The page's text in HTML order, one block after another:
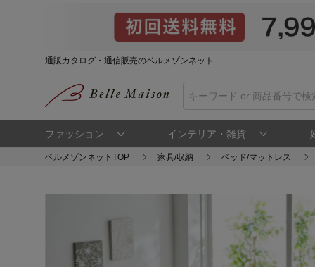
通販カタログ・通信販売のベルメゾンネット
ファッション インテリア・雑貨
ベルメゾンネットTOP 家具/収納 ベッド/マットレス